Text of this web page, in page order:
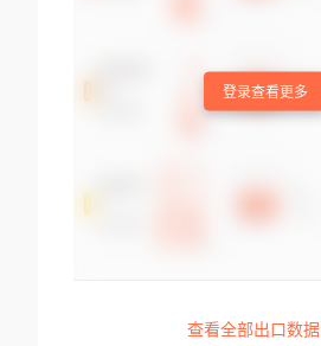
登录查看更多
查看全部出口数据